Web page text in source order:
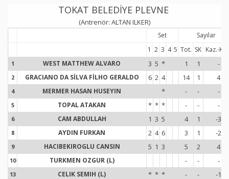
TOKAT BELEDİYE PLEVNE
(Antrenör: ALTAN ILKER)
Set
Sayılar
1 2 3 4 5 Tot. SK Kaz.-
1 WEST MATTHEW ALVARO 3 5 * 1 1 -
2 GRACIANO DA SİLVA FİLHO GERALDO 6 2 4 14 1 4
4 MERMER HASAN HUSEYIN * - - -
5 TOPAL ATAKAN * * * - - -
6 CAM ABDULLAH 1 3 5 4 1 -3
8 AYDIN FURKAN 2 4 6 3 1 -2
9 HACIBEKIROGLU CANSIN 5 1 3 5 2 4
10 TURKMEN OZGUR (L) - - -
13 CELIK SEMIH (L) * * * - - -1